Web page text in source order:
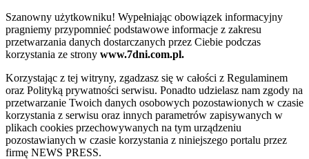
Szanowny użytkowniku! Wypełniając obowiązek informacyjny
pragniemy przypomnieć podstawowe informacje z zakresu
przetwarzania danych dostarczanych przez Ciebie podczas
korzystania ze strony www.7dni.com.pl.
Korzystając z tej witryny, zgadzasz się w całości z Regulaminem
oraz Polityką prywatności serwisu. Ponadto udzielasz nam zgody na
przetwarzanie Twoich danych osobowych pozostawionych w czasie
korzystania z serwisu oraz innych parametrów zapisywanych w
plikach cookies przechowywanych na tym urządzeniu
pozostawianych w czasie korzystania z niniejszego portalu przez
firmę NEWS PRESS.